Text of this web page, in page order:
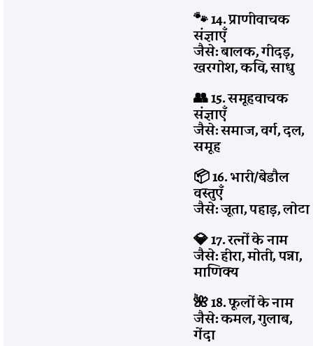
🐾 14. प्राणीवाचक
संज्ञाएँ
जैसे: बालक, गीदड़,
खरगोश, कवि, साधु
👥 15. समूहवाचक
संज्ञाएँ
जैसे: समाज, वर्ग, दल,
समूह
📦 16. भारी/बेडौल
वस्तुएँ
जैसे: जूता, पहाड़, लोटा
💎 17. रत्नों के नाम
जैसे: हीरा, मोती, पन्ना,
माणिक्य
🌺 18. फूलों के नाम
जैसे: कमल, गुलाब,
गेंदा